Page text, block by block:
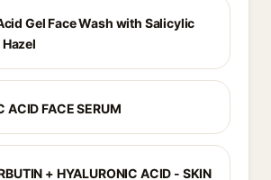
Gel Face Wash with Salicylic
ACID FACE SERUM
+ HYALURONIC ACID - SKIN